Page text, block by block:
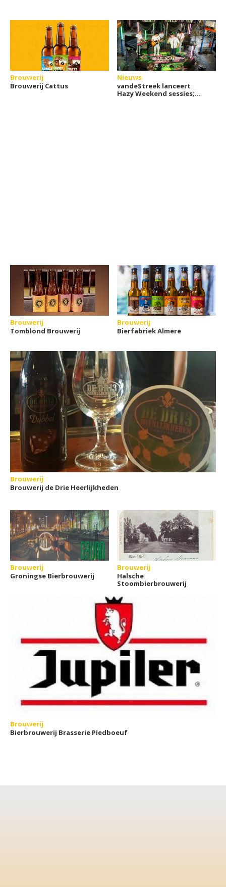
Brouwerij
Brouwerij Cattus
Nieuws
vandeStreek lanceert
Hazy Weekend sessies;
Brouwerij
Tomblond Brouwerij
Brouwerij
Bierfabriek Almere
Brouwerij
Brouwerij de Drie Heerlijkheden
Brouwerij
Groningse Bierbrouwerij
Brouwerij
Halsche
Stoombierbrouwerij
Brouwerij
Bierbrouwerij Brasserie Piedboeuf